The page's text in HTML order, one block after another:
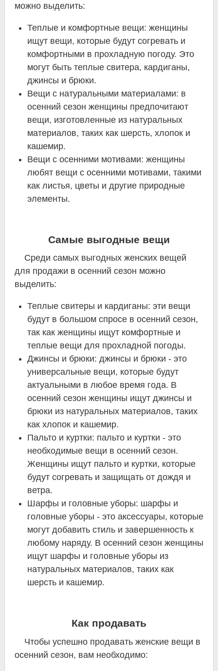
можно выделить:
Теплые и комфортные вещи: женщины
ищут вещи, которые будут согревать и
комфортными в прохладную погоду. Это
могут быть теплые свитера, кардиганы,
джинсы и брюки.
Вещи с натуральными материалами: в
осенний сезон женщины предпочитают
вещи, изготовленные из натуральных
материалов, таких как шерсть, хлопок и
кашемир.
Вещи с осенними мотивами: женщины
любят вещи с осенними мотивами, такими
как листья, цветы и другие природные
элементы.
Самые выгодные вещи
Среди самых выгодных женских вещей
для продажи в осенний сезон можно
выделить:
Теплые свитеры и кардиганы: эти вещи
будут в большом спросе в осенний сезон,
так как женщины ищут комфортные и
теплые вещи для прохладной погоды.
Джинсы и брюки: джинсы и брюки - это
универсальные вещи, которые будут
актуальными в любое время года. В
осенний сезон женщины ищут джинсы и
брюки из натуральных материалов, таких
как хлопок и кашемир.
Пальто и куртки: пальто и куртки - это
необходимые вещи в осенний сезон.
Женщины ищут пальто и куртки, которые
будут согревать и защищать от дождя и
ветра.
Шарфы и головные уборы: шарфы и
головные уборы - это аксессуары, которые
могут добавить стиль и завершенность к
любому наряду. В осенний сезон женщины
ищут шарфы и головные уборы из
натуральных материалов, таких как
шерсть и кашемир.
Как продавать
Чтобы успешно продавать женские вещи в
осенний сезон, вам необходимо: